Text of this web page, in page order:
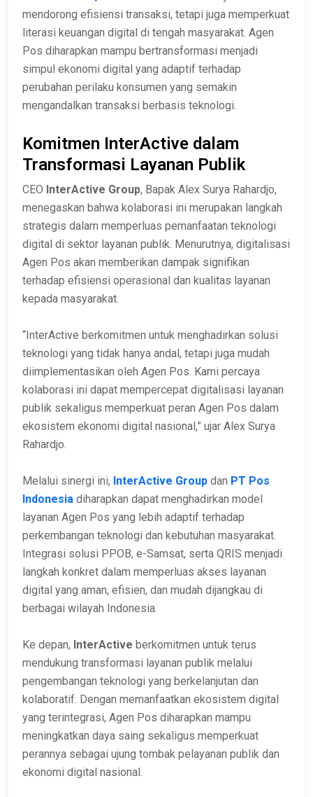
mendorong efisiensi transaksi, tetapi juga memperkuat
literasi keuangan digital di tengah masyarakat. Agen
Pos diharapkan mampu bertransformasi menjadi
simpul ekonomi digital yang adaptif terhadap
perubahan perilaku konsumen yang semakin
mengandalkan transaksi berbasis teknologi.
Komitmen InterActive dalam
Transformasi Layanan Publik
CEO InterActive Group, Bapak Alex Surya Rahardjo,
menegaskan bahwa kolaborasi ini merupakan langkah
strategis dalam memperluas pemanfaatan teknologi
digital di sektor layanan publik. Menurutnya, digitalisasi
Agen Pos akan memberikan dampak signifikan
terhadap efisiensi operasional dan kualitas layanan
kepada masyarakat.
“InterActive berkomitmen untuk menghadirkan solusi
teknologi yang tidak hanya andal, tetapi juga mudah
diimplementasikan oleh Agen Pos. Kami percaya
kolaborasi ini dapat mempercepat digitalisasi layanan
publik sekaligus memperkuat peran Agen Pos dalam
ekosistem ekonomi digital nasional,” ujar Alex Surya
Rahardjo.
Melalui sinergi ini, InterActive Group dan PT Pos
Indonesia diharapkan dapat menghadirkan model
layanan Agen Pos yang lebih adaptif terhadap
perkembangan teknologi dan kebutuhan masyarakat.
Integrasi solusi PPOB, e-Samsat, serta QRIS menjadi
langkah konkret dalam memperluas akses layanan
digital yang aman, efisien, dan mudah dijangkau di
berbagai wilayah Indonesia.
Ke depan, InterActive berkomitmen untuk terus
mendukung transformasi layanan publik melalui
pengembangan teknologi yang berkelanjutan dan
kolaboratif. Dengan memanfaatkan ekosistem digital
yang terintegrasi, Agen Pos diharapkan mampu
meningkatkan daya saing sekaligus memperkuat
perannya sebagai ujung tombak pelayanan publik dan
ekonomi digital nasional.